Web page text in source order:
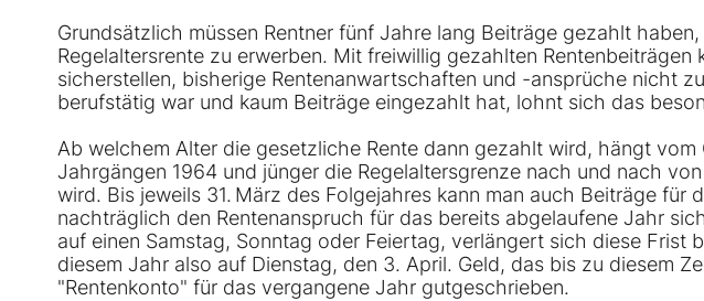
Grundsätzlich müssen Rentner fünf Jahre lang Beiträge gezahlt
Regelaltersrente zu erwerben. Mit freiwillig gezahlten
sicherstellen, bisherige Rentenanwartschaften und -ansprüche nicht
berufstätig war und kaum Beiträge eingezahlt hat, lohnt sich das
Ab welchem Alter die gesetzliche Rente dann gezahlt wird, hängt vom
Jahrgängen 1964 und jünger die Regelaltersgrenze nach und nach
wird. Bis jeweils 31. März des Folgejahres kann man auch Beiträge für
nachträglich den Rentenanspruch für das bereits abgelaufene Jahr
auf einen Samstag, Sonntag oder Feiertag, verlängert sich diese Frist
diesem Jahr also auf Dienstag, den 3. April. Geld, das bis zu diesem
"Rentenkonto" für das vergangene Jahr gutgeschrieben.